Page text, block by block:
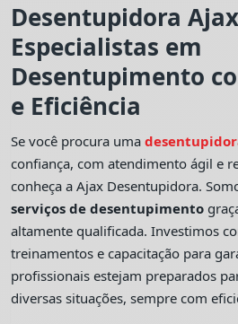
Desentupidora
Especialistas em
Desentupimento
e Eficiência
Se você procura uma
confiança, com atendimento ágil e
conheça a Ajax Desentupidora.
serviços de desentupimento
altamente qualificada. Investimos
treinamentos e capacitação para
profissionais estejam preparados
diversas situações, sempre com